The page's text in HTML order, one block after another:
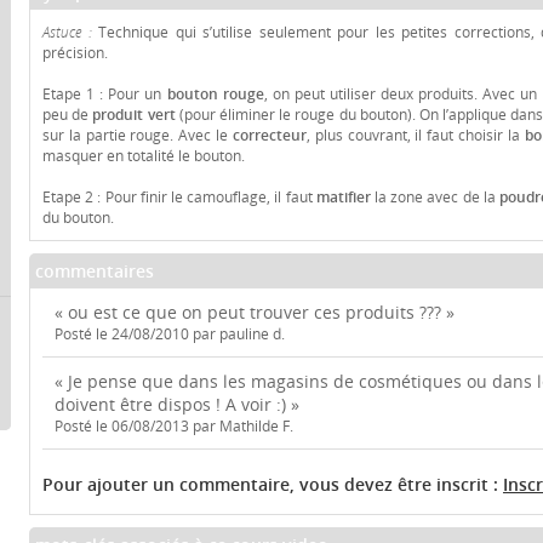
Astuce :Technique qui s’utilise seulement pour les petites corrections,
précision.
Etape 1 : Pour un bouton rouge, on peut utiliser deux produits. Avec un
peu de produit vert(pour éliminer le rouge du bouton). On l’applique
sur la partie rouge. Avec le correcteur, plus couvrant, il faut choisir la
masquer en totalité le bouton.
Etape 2 : Pour finir le camouflage, il faut matifierla zone avec de la
du bouton.
commentaires
« ou est ce que on peut trouver ces produits ??? »
Posté le 24/08/2010 par pauline d.
« Je pense que dans les magasins de cosmétiques ou dans
doivent être dispos ! A voir :) »
Posté le 06/08/2013 par Mathilde F.
Pour ajouter un commentaire, vous devez être inscrit :